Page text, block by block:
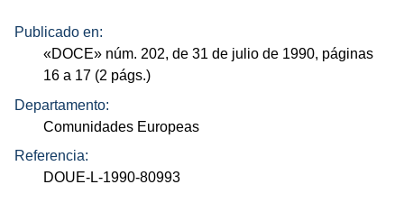
Publicado en:
«DOCE» núm. 202, de 31 de julio de 1990, páginas
16 a 17 (2 págs.)
Departamento:
Comunidades Europeas
Referencia:
DOUE-L-1990-80993